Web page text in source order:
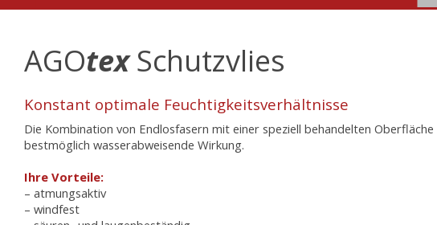
AGOtex Schutzvlies
Konstant optimale Feuchtigkeitsverhältnisse
Die Kombination von Endlosfasern mit einer speziell behandelten
bestmöglich wasserabweisende Wirkung.
Ihre Vorteile:
– atmungsaktiv
– windfest